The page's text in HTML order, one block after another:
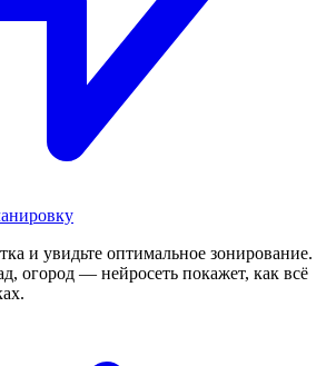
и увидьте оптимальное зонирование.
огород — нейросеть покажет, как всё